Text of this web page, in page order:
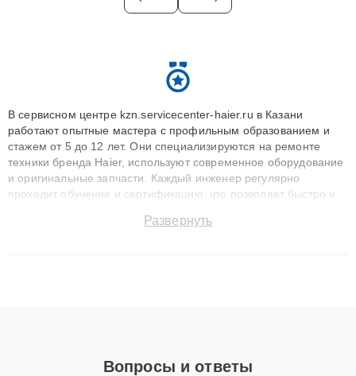
В сервисном центре kzn.servicecenter-haier.ru в Казани
работают опытные мастера с профильным образованием и
стажем от 5 до 12 лет. Они специализируются на ремонте
техники бренда Haier, используют современное оборудование
и оригинальные запчасти. Каждый инженер регулярно
проходит обучение и сертификацию, что позволяет быстро и
сохранением гарантии до 3 лет. Наши мастера решают
Развернуть
Вопросы и ответы